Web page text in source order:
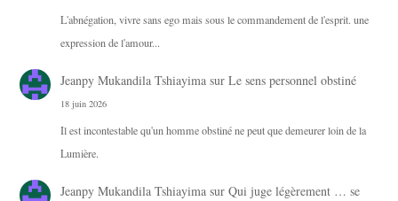
L'abnégation, vivre sans ego mais sous le commandement de l'esprit. une
expression de l'amour...
Jeanpy Mukandila Tshiayimasur Le sens personnel obstiné
18 juin 2026
Il est incontestable qu'un homme obstiné ne peut que demeurer loin de la
Lumière.
Jeanpy Mukandila Tshiayimasur Qui juge légèrement … se